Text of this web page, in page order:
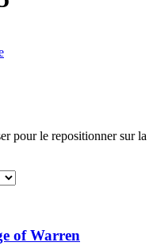
pour le repositionner sur la
of Warren